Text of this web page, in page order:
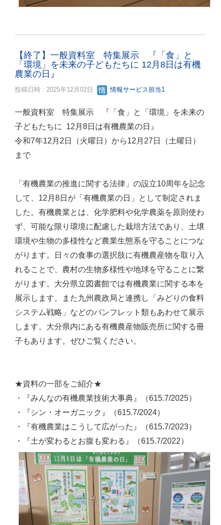
【終了】一般資料室 特集展示 『「食」と
「環境」を未来の子どもたちに 12月8日は有機
農業の日』
投稿日時 : 2025年12月02日 情報サービス担当1
一般資料室 特集展示 『「食」と「環境」を未来の
子どもたちに 12月8日は有機農業の日』
令和7年12月2日（火曜日）から12月27日（土曜日）
まで
「有機農業の推進に関する法律」の設立10周年を記念
して、12月8日が「有機農業の日」として制定されま
した。有機農業とは、化学肥料や化学農薬を原則使わ
ず、可能な限り環境に配慮した栽培方法であり、土壌
環境や生物の多様性など農業生態系を守ることにつな
がります。日々の食事の選択肢に有機農産物を取り入
れることで、農村の生物多様性や地球を守ることに繋
がります。大分県立図書館では有機農業に関する本を
展示します。また九州農政局と連携し「みどりの食料
システム戦略」などのパンフレット類もあわせて展示
します。大分県内にある有機農産物販売所に関する冊
子もあります。ぜひご覧ください。
★資料の一部をご紹介★
・『みんなの有機農業技術大事典』（615.7/2025）
・『シン・オーガニック』（615.7/2024）
・『有機農業はこうして広がった』（615.7/2023）
・『土が変わるとお腹も変わる』（615.7/2022）